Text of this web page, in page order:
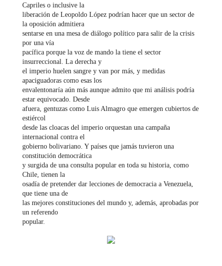
Capriles o inclusive la
liberación de Leopoldo López podrían hacer que un sector de
la oposición admitiera
sentarse en una mesa de diálogo político para salir de la crisis
por una vía
pacífica porque la voz de mando la tiene el sector
insurreccional. La derecha y
el imperio huelen sangre y van por más, y medidas
apaciguadoras como esas los
envalentonaría aún más aunque admito que mi análisis podría
estar equivocado. Desde
afuera, gentuzas como Luis Almagro que emergen cubiertos de
estiércol
desde las cloacas del imperio orquestan una campaña
internacional contra el
gobierno bolivariano. Y países que jamás tuvieron una
constitución democrática
y surgida de una consulta popular en toda su historia, como
Chile, tienen la
osadía de pretender dar lecciones de democracia a Venezuela,
que tiene una de
las mejores constituciones del mundo y, además, aprobadas por
un referendo
popular.